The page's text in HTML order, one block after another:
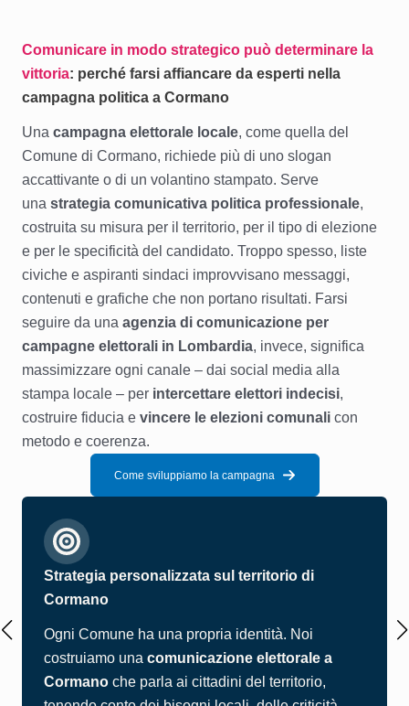
Comunicare in modo strategico può determinare la
vittoria: perché farsi affiancare da esperti nella
campagna politica a Cormano
Una campagna elettorale locale, come quella del
Comune di Cormano, richiede più di uno slogan
accattivante o di un volantino stampato. Serve
una strategia comunicativa politica professionale,
costruita su misura per il territorio, per il tipo di elezione
e per le specificità del candidato. Troppo spesso, liste
civiche e aspiranti sindaci improvvisano messaggi,
contenuti e grafiche che non portano risultati. Farsi
seguire da una agenzia di comunicazione per
campagne elettorali in Lombardia, invece, significa
massimizzare ogni canale – dai social media alla
stampa locale – per intercettare elettori indecisi,
costruire fiducia e vincere le elezioni comunali con
metodo e coerenza.
Come sviluppiamo la campagna
Strategia personalizzata sul territorio di
Cormano
Ogni Comune ha una propria identità. Noi
costruiamo una comunicazione elettorale a
Cormano che parla ai cittadini del territorio,